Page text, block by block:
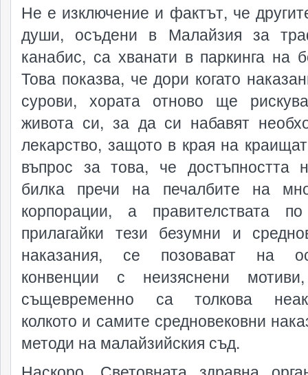
Не е изключение и фактът, че
души, осъдени в Малайзия за
канабис, са хванати в паркинга на
Това показва, че дори когато
сурови, хората отново ще
живота си, за да си набавят
лекарство, защото в края на
въпрос за това, че достъпността
билка пречи на печалбите на
корпорации, а правителствата
прилагайки тези безумни и
наказания, се позовават на
конвенции с неизяснени
същевременно са толкова
колкото и самите средновековни
методи на малайзийския съд.